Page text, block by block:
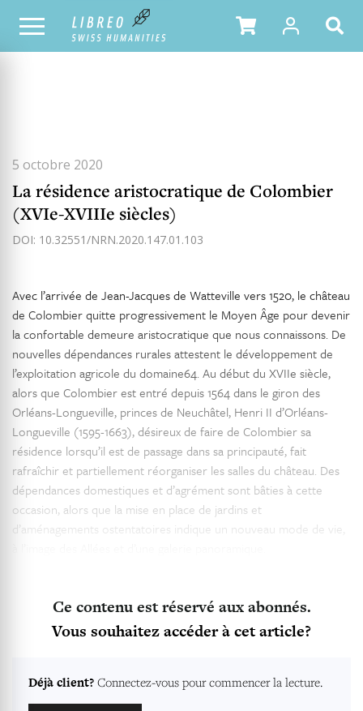
TOUS LES NUMÉROS SOMMAIRE DU NUMÉRO
5 octobre 2020
La résidence aristocratique de Colombier
(XVIe-XVIIIe siècles)
DOI: 10.32551/NRN.2020.147.01.103
Avec l’arrivée de Jean-Jacques de Watteville vers 1520, le château
de Colombier quitte progressivement le Moyen Âge pour devenir
la confortable demeure aristocratique que nous connaissons. De
nouvelles dépendances rurales attestent le développement de
l’exploitation agricole du domaine64. Au début du XVIIe siècle,
alors que Colombier est entré depuis 1564 dans le giron des
Orléans-Longueville, princes de Neuchâtel, Henri II d’Orléans-
Longueville (1595-1663), désireux de faire de Colombier sa
résidence lorsqu’il est de passage dans sa principauté, fait
rafraîchir et partiellement réorganiser les salles du château. Des
dépendances domestiques et d’agrément sont bâties à cette
occasion, alors que la mise en place de jardins et
d’aménagements ostentatoires indique un nouveau mode de vie,
Ce contenu est réservé aux abonnés.
Vous souhaitez accéder à cet article?
Déjà client? Connectez-vous pour commencer la lecture.